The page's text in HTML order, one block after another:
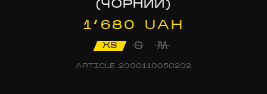
ARTICLE 2000110050202
(ЧОРНИЙ)
1’680 UAH
XS S M